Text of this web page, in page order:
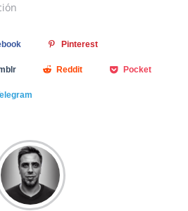
Pinterest
Reddit Pocket